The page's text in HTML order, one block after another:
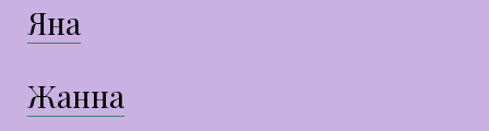
Яна
Жанна